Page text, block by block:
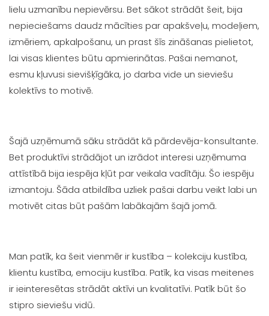
lielu uzmanību nepievērsu. Bet sākot strādāt šeit, bija
nepieciešams daudz mācīties par apakšveļu, modeļiem,
izmēriem, apkalpošanu, un prast šīs zināšanas pielietot,
lai visas klientes būtu apmierinātas. Pašai nemanot,
esmu kļuvusi sievišķīgāka, jo darba vide un sieviešu
kolektīvs to motivē.
Šajā uzņēmumā sāku strādāt kā pārdevēja-konsultante.
Bet produktīvi strādājot un izrādot interesi uzņēmuma
attīstībā bija iespēja kļūt par veikala vadītāju. Šo iespēju
izmantoju. Šāda atbildība uzliek pašai darbu veikt labi un
motivēt citas būt pašām labākajām šajā jomā.
Man patīk, ka šeit vienmēr ir kustība – kolekciju kustība,
klientu kustība, emociju kustība. Patīk, ka visas meitenes
ir ieinteresētas strādāt aktīvi un kvalitatīvi. Patīk būt šo
stipro sieviešu vidū.